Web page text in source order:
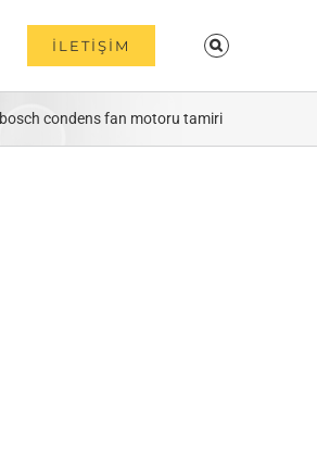
İLETİŞİM
bosch condens fan motoru tamiri